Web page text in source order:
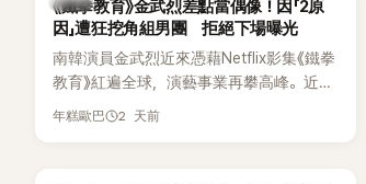
根本只是懂了皮毛。」一番話笑翻全場，也
引發網友熱議。
《鐵拳教育》金武烈差點當偶像！因「2原
因」遭狂挖角組男團 拒絕下場曝光
南韓演員金武烈近來憑藉Netflix影集《鐵拳
教育》紅遍全球，演藝事業再攀高峰。近日
被爆出一段鮮為人知的出道祕辛，原來他
年糕歐巴 2 天前